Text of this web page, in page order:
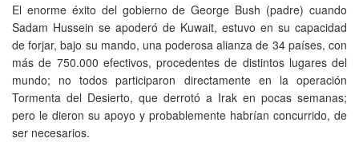
El enorme éxito del gobierno de George Bush (padre) cuando
Sadam Hussein se apoderó de Kuwait, estuvo en su capacidad
de forjar, bajo su mando, una poderosa alianza de 34 países, con
más de 750.000 efectivos, procedentes de distintos lugares del
mundo; no todos participaron directamente en la operación
Tormenta del Desierto, que derrotó a Irak en pocas semanas;
pero le dieron su apoyo y probablemente habrían concurrido, de
ser necesarios.